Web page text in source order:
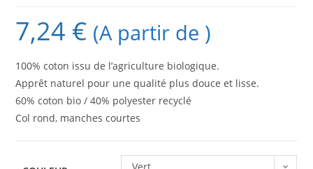
7,24 € (A partir de )
100% coton issu de l’agriculture biologique.
Apprêt naturel pour une qualité plus douce et lisse.
60% coton bio / 40% polyester recyclé
Col rond, manches courtes